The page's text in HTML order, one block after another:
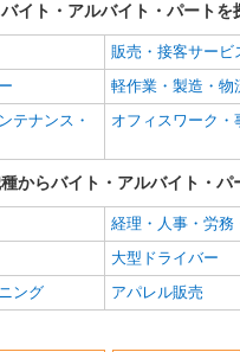
イト・アルバイト・パートを
販売・接客サービ
軽作業・製造・物
テナンス・
オフィスワーク・
からバイト・アルバイト・パ
経理・人事・労務
大型ドライバー
ング
アパレル販売